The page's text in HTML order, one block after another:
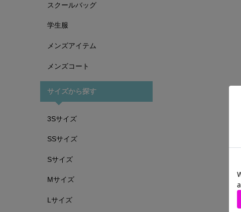
スクールバッグ
学生服
メンズアイテム
メンズコート
サイズから探す
3Sサイズ
SSサイズ
Sサイズ
Mサイズ
Lサイズ